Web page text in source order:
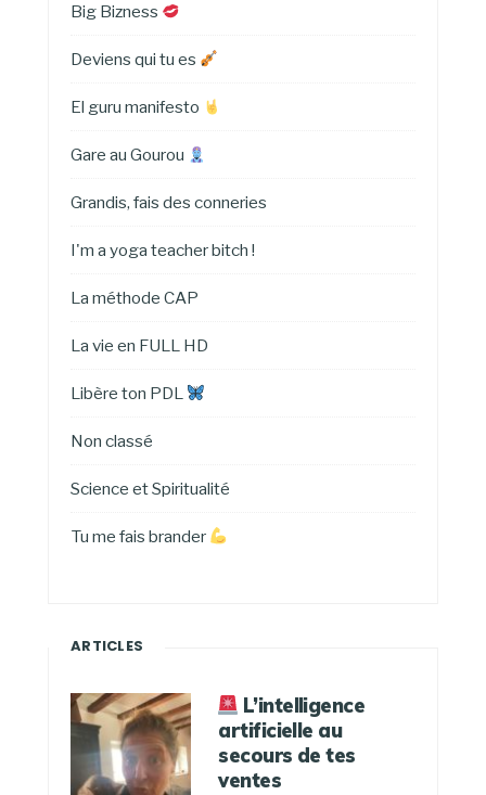
Big Bizness
Deviens qui tu es
El guru manifesto
Gare au Gourou
Grandis, fais des conneries
I'm a yoga teacher bitch !
La méthode CAP
La vie en FULL HD
Libère ton PDL
Non classé
Science et Spiritualité
Tu me fais brander
ARTICLES
L’intelligence
artificielle au
secours de tes
ventes